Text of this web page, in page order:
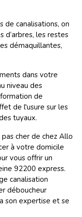
de canalisations, on
d’arbres, les restes
démaquillantes,
dans votre
niveau des
de
de l'usure sur les
tuyaux.
cher de chez Allo
à votre domicile
vous offrir un
92200 express.
canalisation
déboucheur
son expertise et se